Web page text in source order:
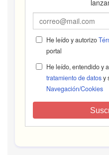
He leído y autorizo
portal
He leído, entendido y
tratamiento de datosy
Navegación/Cookies